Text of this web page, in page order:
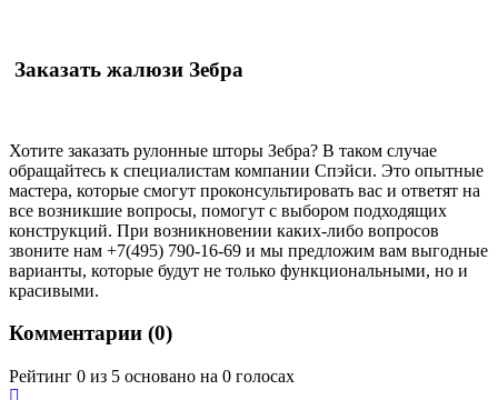
Заказать жалюзи Зебра
Хотите заказать рулонные шторы Зебра? В таком случае
обращайтесь к специалистам компании Спэйси. Это опытные
мастера, которые смогут проконсультировать вас и ответят на
все возникшие вопросы, помогут с выбором подходящих
конструкций. При возникновении каких-либо вопросов
звоните нам +7(495) 790-16-69 и мы предложим вам выгодные
варианты, которые будут не только функциональными, но и
красивыми.
Комментарии (0)
Рейтинг 0 из 5 основано на 0 голосах